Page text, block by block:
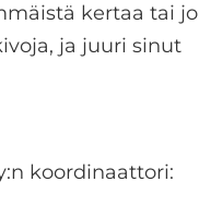
kertaa tai jo
ja juuri sinut
koordinaattori: